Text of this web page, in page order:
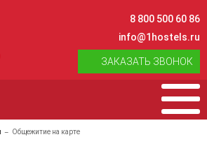
8 800 500 60 86
info@1hostels.ru
ЗАКАЗАТЬ ЗВОНОК
Общежитие на карте